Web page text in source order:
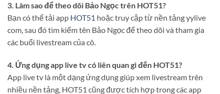
3. Làm sao để theo dõi Bảo Ngọc trên HOT51?
Bạn có thể tải app HOT51 hoặc truy cập từ nền tảng yylive
com, sau đó tìm kiếm tên Bảo Ngọc để theo dõi và tham gia
các buổi livestream của cô.
4. Ứng dụng app live tv có liên quan gì đến HOT51?
App live tv là một dạng ứng dụng giúp xem livestream trên
nhiều nền tảng, HOT51 cũng được tích hợp trong các app